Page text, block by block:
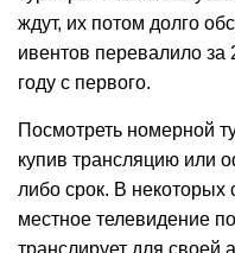
ждут, их потом долго
ивентов перевалило за
году с первого.
Посмотреть номерной
купив трансляцию или
либо срок. В некоторых
местное телевидение
транслирует для своей